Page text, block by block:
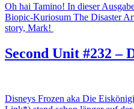
Oh hai Tamino! In dieser
Biopic-Kuriosum The Disaster
story, Mark!
Second Unit #232 –
Disneys Frozen aka Die